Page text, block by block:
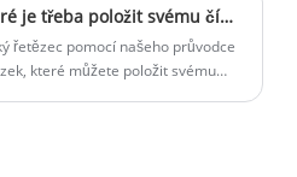
7 základních otázek, které je třeba položit svému čínskému výrobci UPS před podpisem hromadné smlouvy
řetězec pomocí našeho průvodce
které můžete položit svému